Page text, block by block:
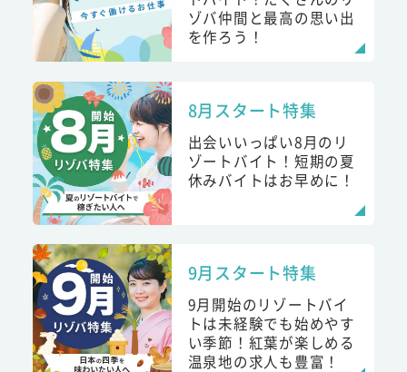
ゾバ仲間と最高の思い出
を作ろう！
8月スタート特集
出会いいっぱい8月のリ
ゾートバイト！短期の夏
休みバイトはお早めに！
9月スタート特集
9月開始のリゾートバイ
トは未経験でも始めやす
い季節！紅葉が楽しめる
温泉地の求人も豊富！